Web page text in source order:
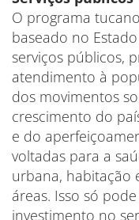
O programa
baseado no
serviços públicos,
atendimento à
dos movimentos
crescimento do
e do
voltadas para a
urbana, habitação
áreas. Isso só
investimento no